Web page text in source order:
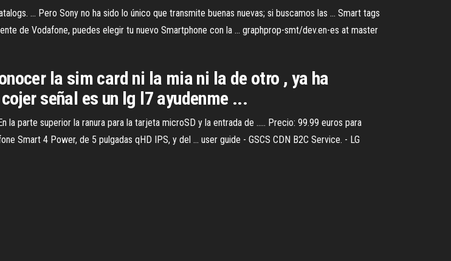
... Pero Sony no ha sido lo único que transmite buenas nuevas; si buscamos las ... Smart tags
de Vodafone, puedes elegir tu nuevo Smartphone con la ... graphprop-smt/dev.en-es at master
la sim card ni la mia ni la de otro , ya ha
señal es un lg l7 ayudenme ...
la parte superior la ranura para la tarjeta microSD y la entrada de ..... Precio: 99.99 euros para
Smart 4 Power, de 5 pulgadas qHD IPS, y del ... user guide - GSCS CDN B2C Service. - LG